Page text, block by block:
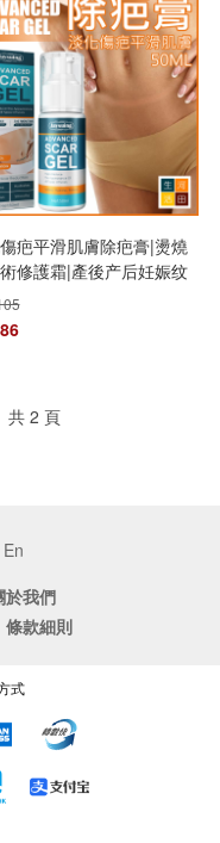
疤平滑肌膚除疤膏|燙燒
修護霜|產後产后妊娠纹
生皮膚傷痕修复肌肤霜
86
共 2 頁
En
於我們
條款細則
式